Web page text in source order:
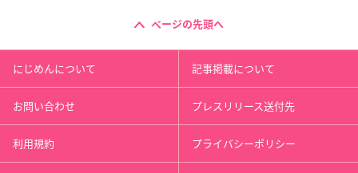
ページの先頭へ
にじめんについて 記事掲載について
お問い合わせ プレスリリース送付先
利用規約 プライバシーポリシー